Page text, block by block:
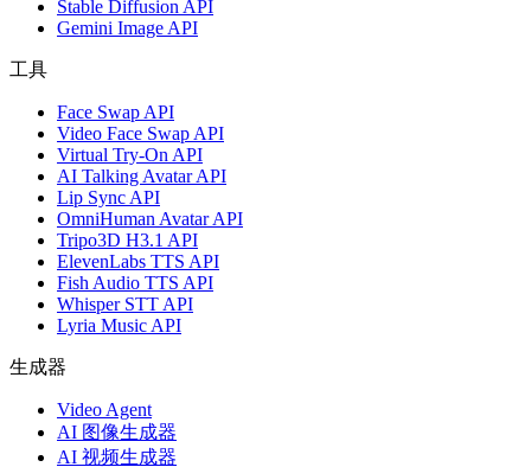
Stable Diffusion API
Gemini Image API
工具
Face Swap API
Video Face Swap API
Virtual Try-On API
AI Talking Avatar API
Lip Sync API
OmniHuman Avatar API
Tripo3D H3.1 API
ElevenLabs TTS API
Fish Audio TTS API
Whisper STT API
Lyria Music API
生成器
Video Agent
AI 图像生成器
AI 视频生成器